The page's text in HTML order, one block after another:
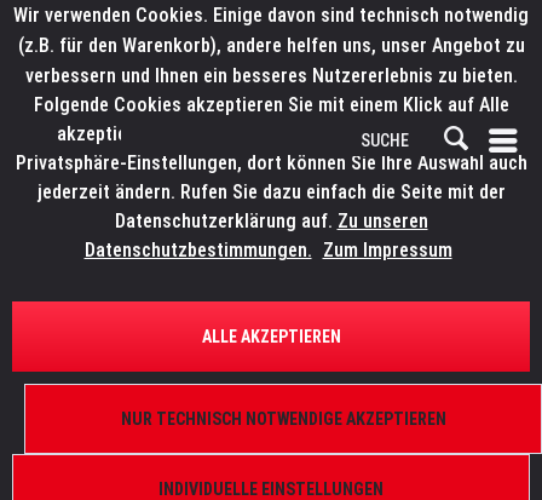
ÜBERSICHT ERSATZTEILE
Wir verwenden Cookies. Einige davon sind technisch notwendig
(z.B. für den Warenkorb), andere helfen uns, unser Angebot zu
verbessern und Ihnen ein besseres Nutzererlebnis zu bieten.
Folgende Cookies akzeptieren Sie mit einem Klick auf Alle
akzeptieren. Weitere Informationen finden Sie in den
Privatsphäre-Einstellungen, dort können Sie Ihre Auswahl auch
jederzeit ändern. Rufen Sie dazu einfach die Seite mit der
Datenschutzerklärung auf. Zu unseren
Datenschutzbestimmungen. Zum Impressum
INDIVIDUELLE EINSTELLUNGEN
NUR TECHNISCH NOTWENDIGE AKZEPTIEREN
ALLE AKZEPTIEREN